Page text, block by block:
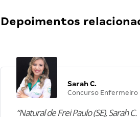
Depoimentos
Sarah C.
Concurso Enfermeiro
“Natural de Frei Paulo (SE), Sarah C.